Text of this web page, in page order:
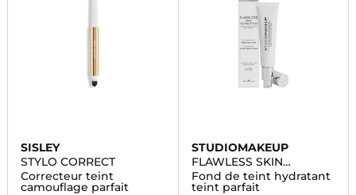
SISLEY
STYLO CORRECT
Correcteur teint
camouflage parfait
STUDIOMAKEUP
FLAWLESS SKIN
FOUNDATION
Fond de teint hydratant
teint parfait